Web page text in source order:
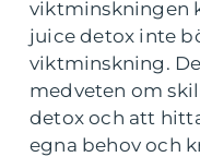
viktminskningen
juice detox inte
viktminskning.
medveten om
detox och att
egna behov och